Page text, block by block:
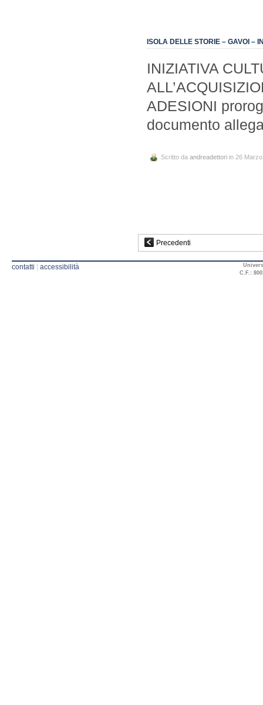
ISOLA DELLE STORIE – GAVOI –
INIZIATIVA
ADESIONI
documento
Scritto da andreadettori in 26
Precedenti
contatti | accessibilità
C.F.: